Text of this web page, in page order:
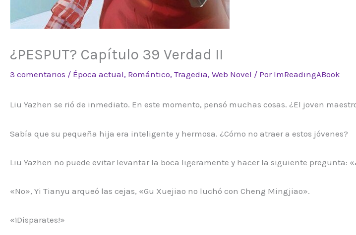
¿PESPUT? Capítulo 39 Verdad II
3 comentarios / Época actual, Romántico, Tragedia, Web Novel / Por ImReadingABook
Liu Yazhen se rió de inmediato. En este momento, pensó muchas cosas. ¿El joven
Sabía que su pequeña hija era inteligente y hermosa. ¿Cómo no atraer a estos jóvenes?
Liu Yazhen no puede evitar levantar la boca ligeramente y hacer la siguiente pregunta:
«No», Yi Tianyu arqueó las cejas, «Gu Xuejiao no luchó con Cheng Mingjiao».
«¡Disparates!»